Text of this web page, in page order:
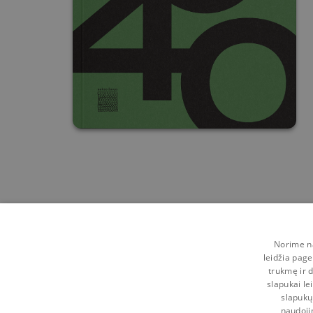
Norime
leidžia
trukmę ir
slapukai